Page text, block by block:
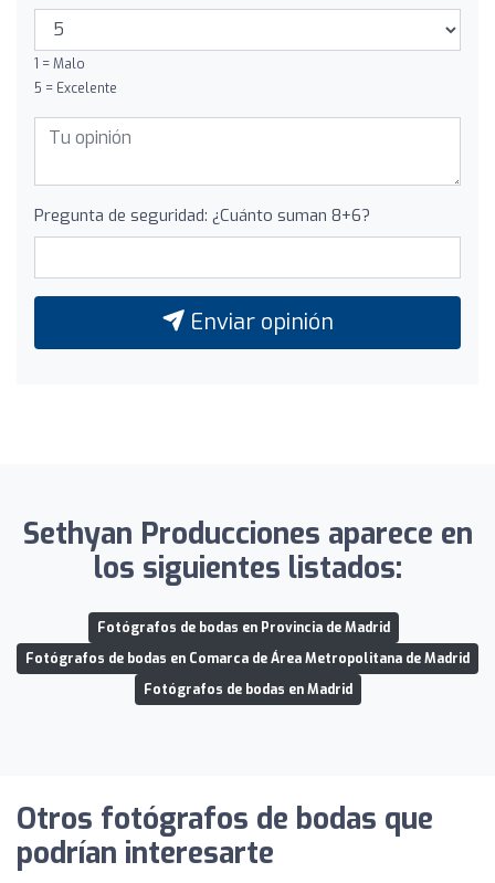
1 = Malo
5 = Excelente
Pregunta de seguridad: ¿Cuánto suman 8+6?
Enviar opinión
Sethyan Producciones aparece en
los siguientes listados:
Fotógrafos de bodas en Provincia de Madrid
Fotógrafos de bodas en Comarca de Área Metropolitana de Madrid
Fotógrafos de bodas en Madrid
Otros fotógrafos de bodas que
podrían interesarte